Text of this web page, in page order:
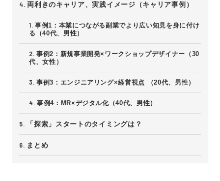
両利きのキャリア、実践イメージ（キャリア事例）
事例1：本業につながる副業でより広い知見を身に付け
る（40代、男性）
事例2：新規事業開発×ワークショップデザイナー（30
代、女性）
事例3：エンジニアリング×経営視点 （20代、男性）
事例4：MR×デジタル化（40代、男性）
「探索」スタートのタイミングは？
まとめ